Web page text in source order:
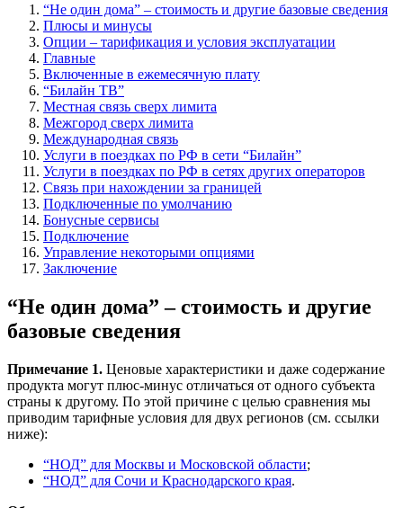
“Не один дома” – стоимость и другие базовые сведения
Плюсы и минусы
Опции – тарификация и условия эксплуатации
Главные
Включенные в ежемесячную плату
“Билайн ТВ”
Местная связь сверх лимита
Межгород сверх лимита
Международная связь
Услуги в поездках по РФ в сети “Билайн”
Услуги в поездках по РФ в сетях других операторов
Связь при нахождении за границей
Подключенные по умолчанию
Бонусные сервисы
Подключение
Управление некоторыми опциями
Заключение
“Не один дома” – стоимость и другие
базовые сведения
Примечание 1. Ценовые характеристики и даже содержание
продукта могут плюс-минус отличаться от одного субъекта
страны к другому. По этой причине с целью сравнения мы
приводим тарифные условия для двух регионов (см. ссылки
ниже):
“НОД” для Москвы и Московской области;
“НОД” для Сочи и Краснодарского края.